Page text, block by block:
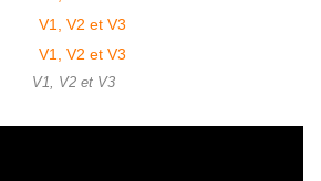
V1, V2 et V3